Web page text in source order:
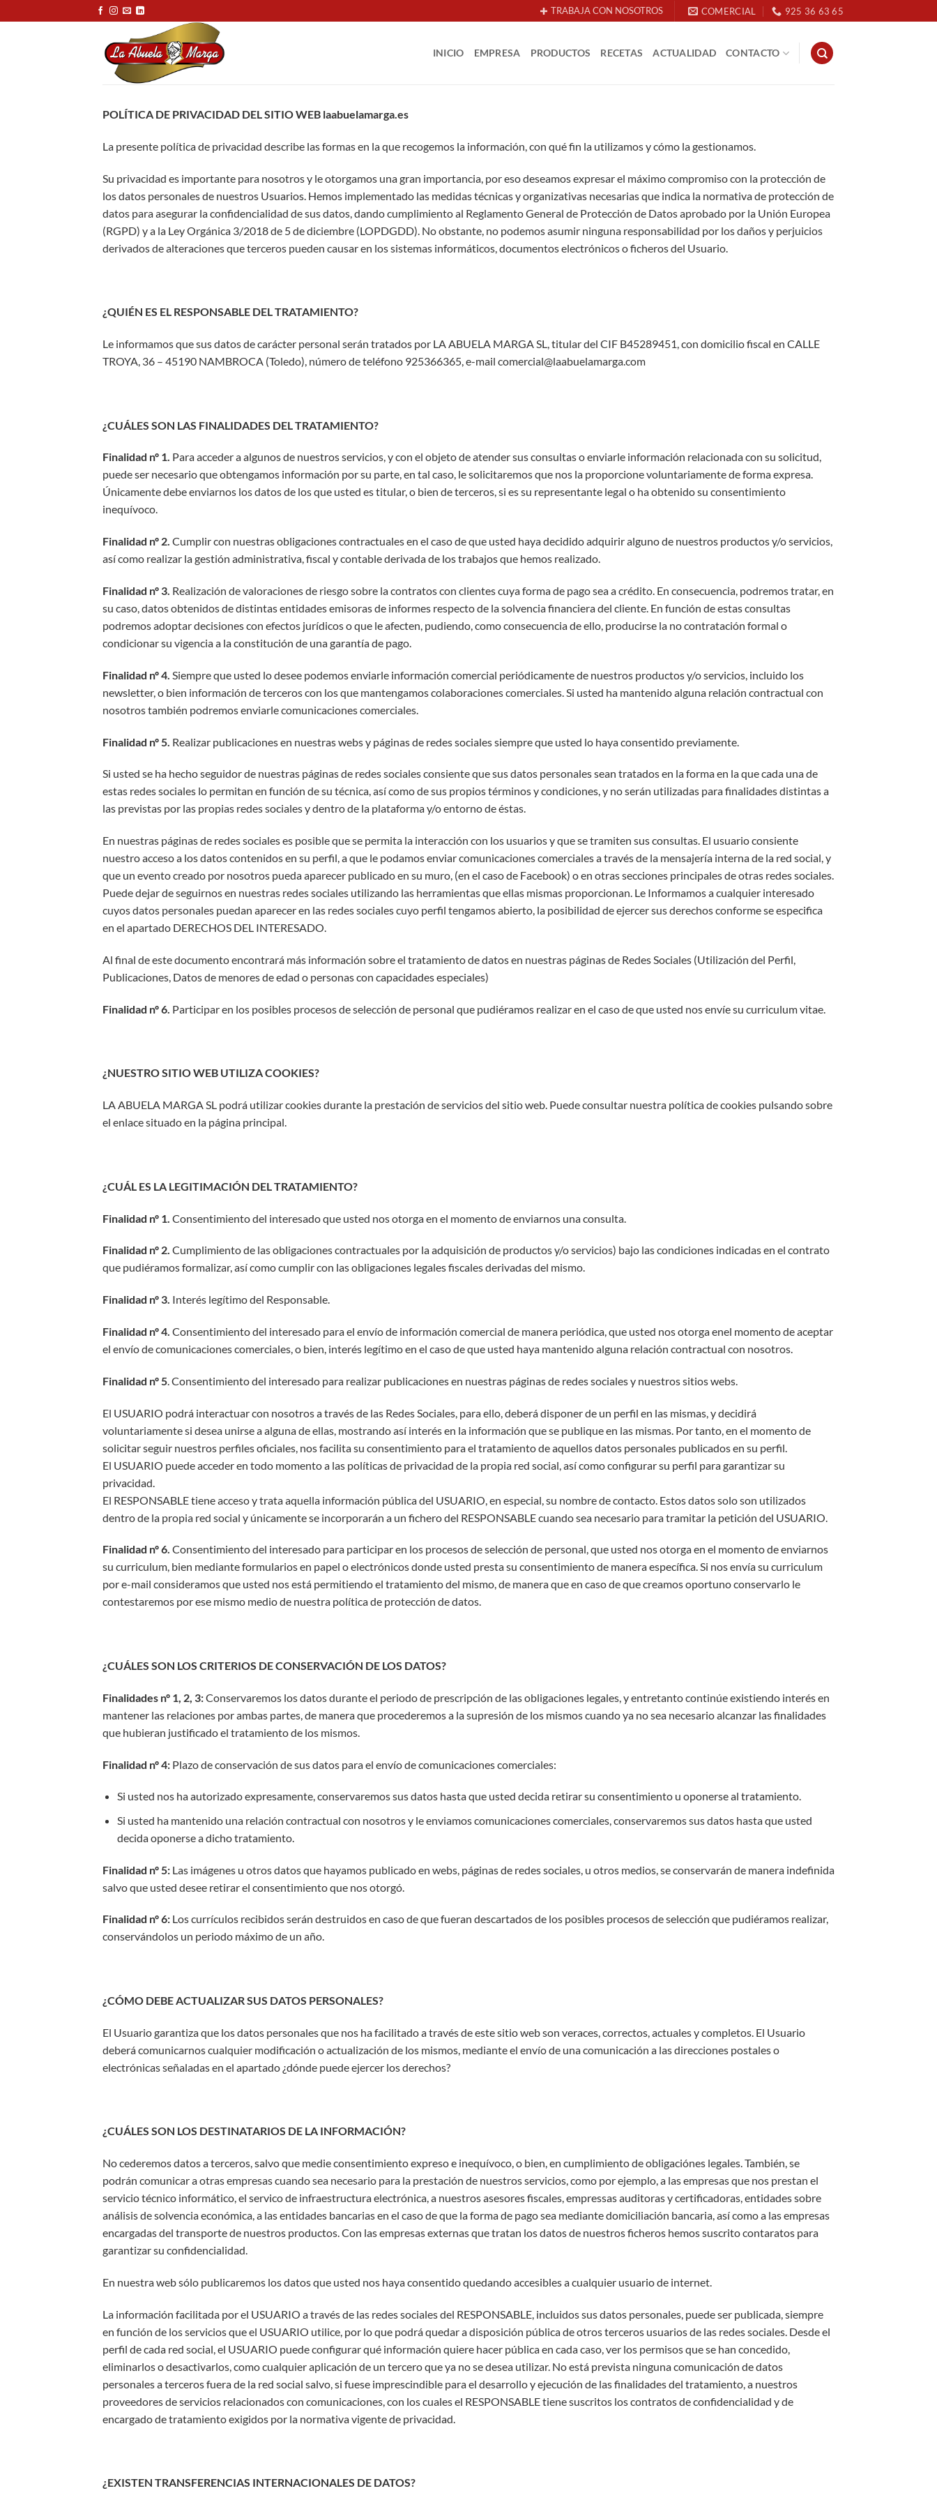
al
TRABAJA CON NOSOTROS COMERCIAL 925 36 63 65
INICIO EMPRESA PRODUCTOS RECETAS ACTUALIDAD CONTACTO
POLÍTICA DE PRIVACIDAD DEL SITIO WEB laabuelamarga.es
La presente política de privacidad describe las formas en la que recogemos la información, con qué fin la utilizamos y cómo la gestionamos.
Su privacidad es importante para nosotros y le otorgamos una gran importancia, por eso deseamos expresar el máximo compromiso con la protección de
los datos personales de nuestros Usuarios. Hemos implementado las medidas técnicas y organizativas necesarias que indica la normativa de protección de
datos para asegurar la confidencialidad de sus datos, dando cumplimiento al Reglamento General de Protección de Datos aprobado por la Unión Europea
(RGPD) y a la Ley Orgánica 3/2018 de 5 de diciembre (LOPDGDD). No obstante, no podemos asumir ninguna responsabilidad por los daños y perjuicios
derivados de alteraciones que terceros pueden causar en los sistemas informáticos, documentos electrónicos o ficheros del Usuario.
¿QUIÉN ES EL RESPONSABLE DEL TRATAMIENTO?
Le informamos que sus datos de carácter personal serán tratados por LA ABUELA MARGA SL, titular del CIF B45289451, con domicilio fiscal en CALLE
TROYA, 36 – 45190 NAMBROCA (Toledo), número de teléfono 925366365, e-mail comercial@laabuelamarga.com
¿CUÁLES SON LAS FINALIDADES DEL TRATAMIENTO?
Finalidad nº 1. Para acceder a algunos de nuestros servicios, y con el objeto de atender sus consultas o enviarle información relacionada con su solicitud,
puede ser necesario que obtengamos información por su parte, en tal caso, le solicitaremos que nos la proporcione voluntariamente de forma expresa.
Únicamente debe enviarnos los datos de los que usted es titular, o bien de terceros, si es su representante legal o ha obtenido su consentimiento
inequívoco.
Finalidad nº 2. Cumplir con nuestras obligaciones contractuales en el caso de que usted haya decidido adquirir alguno de nuestros productos y/o servicios,
así como realizar la gestión administrativa, fiscal y contable derivada de los trabajos que hemos realizado.
Finalidad nº 3. Realización de valoraciones de riesgo sobre la contratos con clientes cuya forma de pago sea a crédito. En consecuencia, podremos tratar, en
su caso, datos obtenidos de distintas entidades emisoras de informes respecto de la solvencia financiera del cliente. En función de estas consultas
podremos adoptar decisiones con efectos jurídicos o que le afecten, pudiendo, como consecuencia de ello, producirse la no contratación formal o
condicionar su vigencia a la constitución de una garantía de pago.
Finalidad nº 4. Siempre que usted lo desee podemos enviarle información comercial periódicamente de nuestros productos y/o servicios, incluido los
newsletter, o bien información de terceros con los que mantengamos colaboraciones comerciales. Si usted ha mantenido alguna relación contractual con
nosotros también podremos enviarle comunicaciones comerciales.
Finalidad nº 5. Realizar publicaciones en nuestras webs y páginas de redes sociales siempre que usted lo haya consentido previamente.
Si usted se ha hecho seguidor de nuestras páginas de redes sociales consiente que sus datos personales sean tratados en la forma en la que cada una de
estas redes sociales lo permitan en función de su técnica, así como de sus propios términos y condiciones, y no serán utilizadas para finalidades distintas a
las previstas por las propias redes sociales y dentro de la plataforma y/o entorno de éstas.
En nuestras páginas de redes sociales es posible que se permita la interacción con los usuarios y que se tramiten sus consultas. El usuario consiente
nuestro acceso a los datos contenidos en su perfil, a que le podamos enviar comunicaciones comerciales a través de la mensajería interna de la red social, y
que un evento creado por nosotros pueda aparecer publicado en su muro, (en el caso de Facebook) o en otras secciones principales de otras redes sociales.
Puede dejar de seguirnos en nuestras redes sociales utilizando las herramientas que ellas mismas proporcionan. Le Informamos a cualquier interesado
cuyos datos personales puedan aparecer en las redes sociales cuyo perfil tengamos abierto, la posibilidad de ejercer sus derechos conforme se especifica
en el apartado DERECHOS DEL INTERESADO.
Al final de este documento encontrará más información sobre el tratamiento de datos en nuestras páginas de Redes Sociales (Utilización del Perfil,
Publicaciones, Datos de menores de edad o personas con capacidades especiales)
Finalidad nº 6. Participar en los posibles procesos de selección de personal que pudiéramos realizar en el caso de que usted nos envíe su curriculum vitae.
¿NUESTRO SITIO WEB UTILIZA COOKIES?
LA ABUELA MARGA SL podrá utilizar cookies durante la prestación de servicios del sitio web. Puede consultar nuestra política de cookies pulsando sobre
el enlace situado en la página principal.
¿CUÁL ES LA LEGITIMACIÓN DEL TRATAMIENTO?
Finalidad nº 1. Consentimiento del interesado que usted nos otorga en el momento de enviarnos una consulta.
Finalidad nº 2. Cumplimiento de las obligaciones contractuales por la adquisición de productos y/o servicios) bajo las condiciones indicadas en el contrato
que pudiéramos formalizar, así como cumplir con las obligaciones legales fiscales derivadas del mismo.
Finalidad nº 3. Interés legítimo del Responsable.
Finalidad nº 4. Consentimiento del interesado para el envío de información comercial de manera periódica, que usted nos otorga enel momento de aceptar
el envío de comunicaciones comerciales, o bien, interés legítimo en el caso de que usted haya mantenido alguna relación contractual con nosotros.
Finalidad nº 5 . Consentimiento del interesado para realizar publicaciones en nuestras páginas de redes sociales y nuestros sitios webs.
El USUARIO podrá interactuar con nosotros a través de las Redes Sociales, para ello, deberá disponer de un perfil en las mismas, y decidirá
voluntariamente si desea unirse a alguna de ellas, mostrando así interés en la información que se publique en las mismas. Por tanto, en el momento de
solicitar seguir nuestros perfiles oficiales, nos facilita su consentimiento para el tratamiento de aquellos datos personales publicados en su perfil.
El USUARIO puede acceder en todo momento a las políticas de privacidad de la propia red social, así como configurar su perfil para garantizar su
privacidad.
El RESPONSABLE tiene acceso y trata aquella información pública del USUARIO, en especial, su nombre de contacto. Estos datos solo son utilizados
dentro de la propia red social y únicamente se incorporarán a un fichero del RESPONSABLE cuando sea necesario para tramitar la petición del USUARIO.
Finalidad nº 6. Consentimiento del interesado para participar en los procesos de selección de personal, que usted nos otorga en el momento de enviarnos
su curriculum, bien mediante formularios en papel o electrónicos donde usted presta su consentimiento de manera específica. Si nos envía su curriculum
por e-mail consideramos que usted nos está permitiendo el tratamiento del mismo, de manera que en caso de que creamos oportuno conservarlo le
contestaremos por ese mismo medio de nuestra política de protección de datos.
¿CUÁLES SON LOS CRITERIOS DE CONSERVACIÓN DE LOS DATOS?
Finalidades nº 1, 2, 3:Conservaremos los datos durante el periodo de prescripción de las obligaciones legales, y entretanto continúe existiendo interés en
mantener las relaciones por ambas partes, de manera que procederemos a la supresión de los mismos cuando ya no sea necesario alcanzar las finalidades
que hubieran justificado el tratamiento de los mismos.
Finalidad nº 4: Plazo de conservación de sus datos para el envío de comunicaciones comerciales:
Si usted nos ha autorizado expresamente, conservaremos sus datos hasta que usted decida retirar su consentimiento u oponerse al tratamiento.
Si usted ha mantenido una relación contractual con nosotros y le enviamos comunicaciones comerciales, conservaremos sus datos hasta que usted
decida oponerse a dicho tratamiento.
Finalidad nº 5: Las imágenes u otros datos que hayamos publicado en webs, páginas de redes sociales, u otros medios, se conservarán de manera indefinida
salvo que usted desee retirar el consentimiento que nos otorgó.
Finalidad nº 6: Los currículos recibidos serán destruidos en caso de que fueran descartados de los posibles procesos de selección que pudiéramos realizar,
conservándolos un periodo máximo de un año.
¿CÓMO DEBE ACTUALIZAR SUS DATOS PERSONALES?
El Usuario garantiza que los datos personales que nos ha facilitado a través de este sitio web son veraces, correctos, actuales y completos. El Usuario
deberá comunicarnos cualquier modificación o actualización de los mismos, mediante el envío de una comunicación a las direcciones postales o
electrónicas señaladas en el apartado ¿dónde puede ejercer los derechos?
¿CUÁLES SON LOS DESTINATARIOS DE LA INFORMACIÓN?
No cederemos datos a terceros, salvo que medie consentimiento expreso e inequívoco, o bien, en cumplimiento de obligaciónes legales. También, se
podrán comunicar a otras empresas cuando sea necesario para la prestación de nuestros servicios, como por ejemplo, a las empresas que nos prestan el
servicio técnico informático, el servico de infraestructura electrónica, a nuestros asesores fiscales, empressas auditoras y certificadoras, entidades sobre
análisis de solvencia económica, a las entidades bancarias en el caso de que la forma de pago sea mediante domiciliación bancaria, así como a las empresas
encargadas del transporte de nuestros productos. Con las empresas externas que tratan los datos de nuestros ficheros hemos suscrito contaratos para
garantizar su confidencialidad.
En nuestra web sólo publicaremos los datos que usted nos haya consentido quedando accesibles a cualquier usuario de internet.
La información facilitada por el USUARIO a través de las redes sociales del RESPONSABLE, incluidos sus datos personales, puede ser publicada, siempre
en función de los servicios que el USUARIO utilice, por lo que podrá quedar a disposición pública de otros terceros usuarios de las redes sociales. Desde el
perfil de cada red social, el USUARIO puede configurar qué información quiere hacer pública en cada caso, ver los permisos que se han concedido,
eliminarlos o desactivarlos, como cualquier aplicación de un tercero que ya no se desea utilizar. No está prevista ninguna comunicación de datos
personales a terceros fuera de la red social salvo, si fuese imprescindible para el desarrollo y ejecución de las finalidades del tratamiento, a nuestros
proveedores de servicios relacionados con comunicaciones, con los cuales el RESPONSABLE tiene suscritos los contratos de confidencialidad y de
encargado de tratamiento exigidos por la normativa vigente de privacidad.
¿EXISTEN TRANSFERENCIAS INTERNACIONALES DE DATOS?